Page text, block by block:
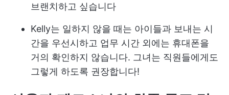
브랜치하고 싶습니다
Kelly는 일하지 않을 때는 아이들과 보내는 시
간을 우선시하고 업무 시간 외에는 휴대폰을
거의 확인하지 않습니다. 그녀는 직원들에게도
그렇게 하도록 권장합니다!